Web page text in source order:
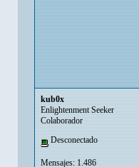
kub0x
Enlightenment Seeker
Colaborador
Desconectado
Mensajes: 1.486